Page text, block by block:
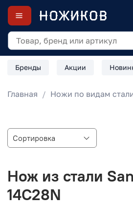
Бренды Акции
Главная Ножи по видам
Нож из стали
14C28N